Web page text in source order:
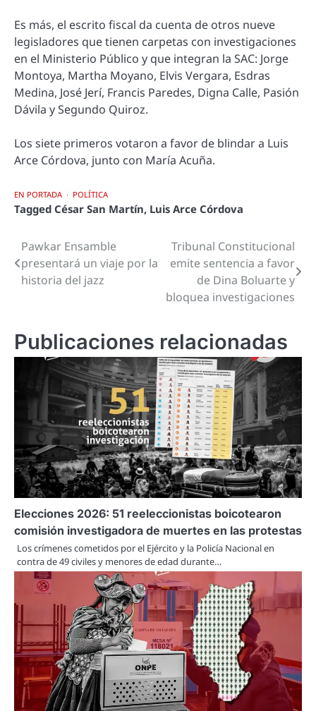
Es más, el escrito fiscal da cuenta de otros nueve
legisladores que tienen carpetas con investigaciones
en el Ministerio Público y que integran la SAC: Jorge
Montoya, Martha Moyano, Elvis Vergara, Esdras
Medina, José Jerí, Francis Paredes, Digna Calle, Pasión
Dávila y Segundo Quiroz.
Los siete primeros votaron a favor de blindar a Luis
Arce Córdova, junto con María Acuña.
EN PORTADA POLÍTICA
Tagged César San Martín, Luis Arce Córdova
Navegación
de
Pawkar Ensamble
presentará un viaje por la
historia del jazz
Tribunal Constitucional
emite sentencia a favor
de Dina Boluarte y
bloquea investigaciones
Publicaciones relacionadas
Elecciones 2026: 51 reeleccionistas boicotearon
comisión investigadora de muertes en las protestas
Los crímenes cometidos por el Ejército y la Policía Nacional en
contra de 49 civiles y menores de edad durante…